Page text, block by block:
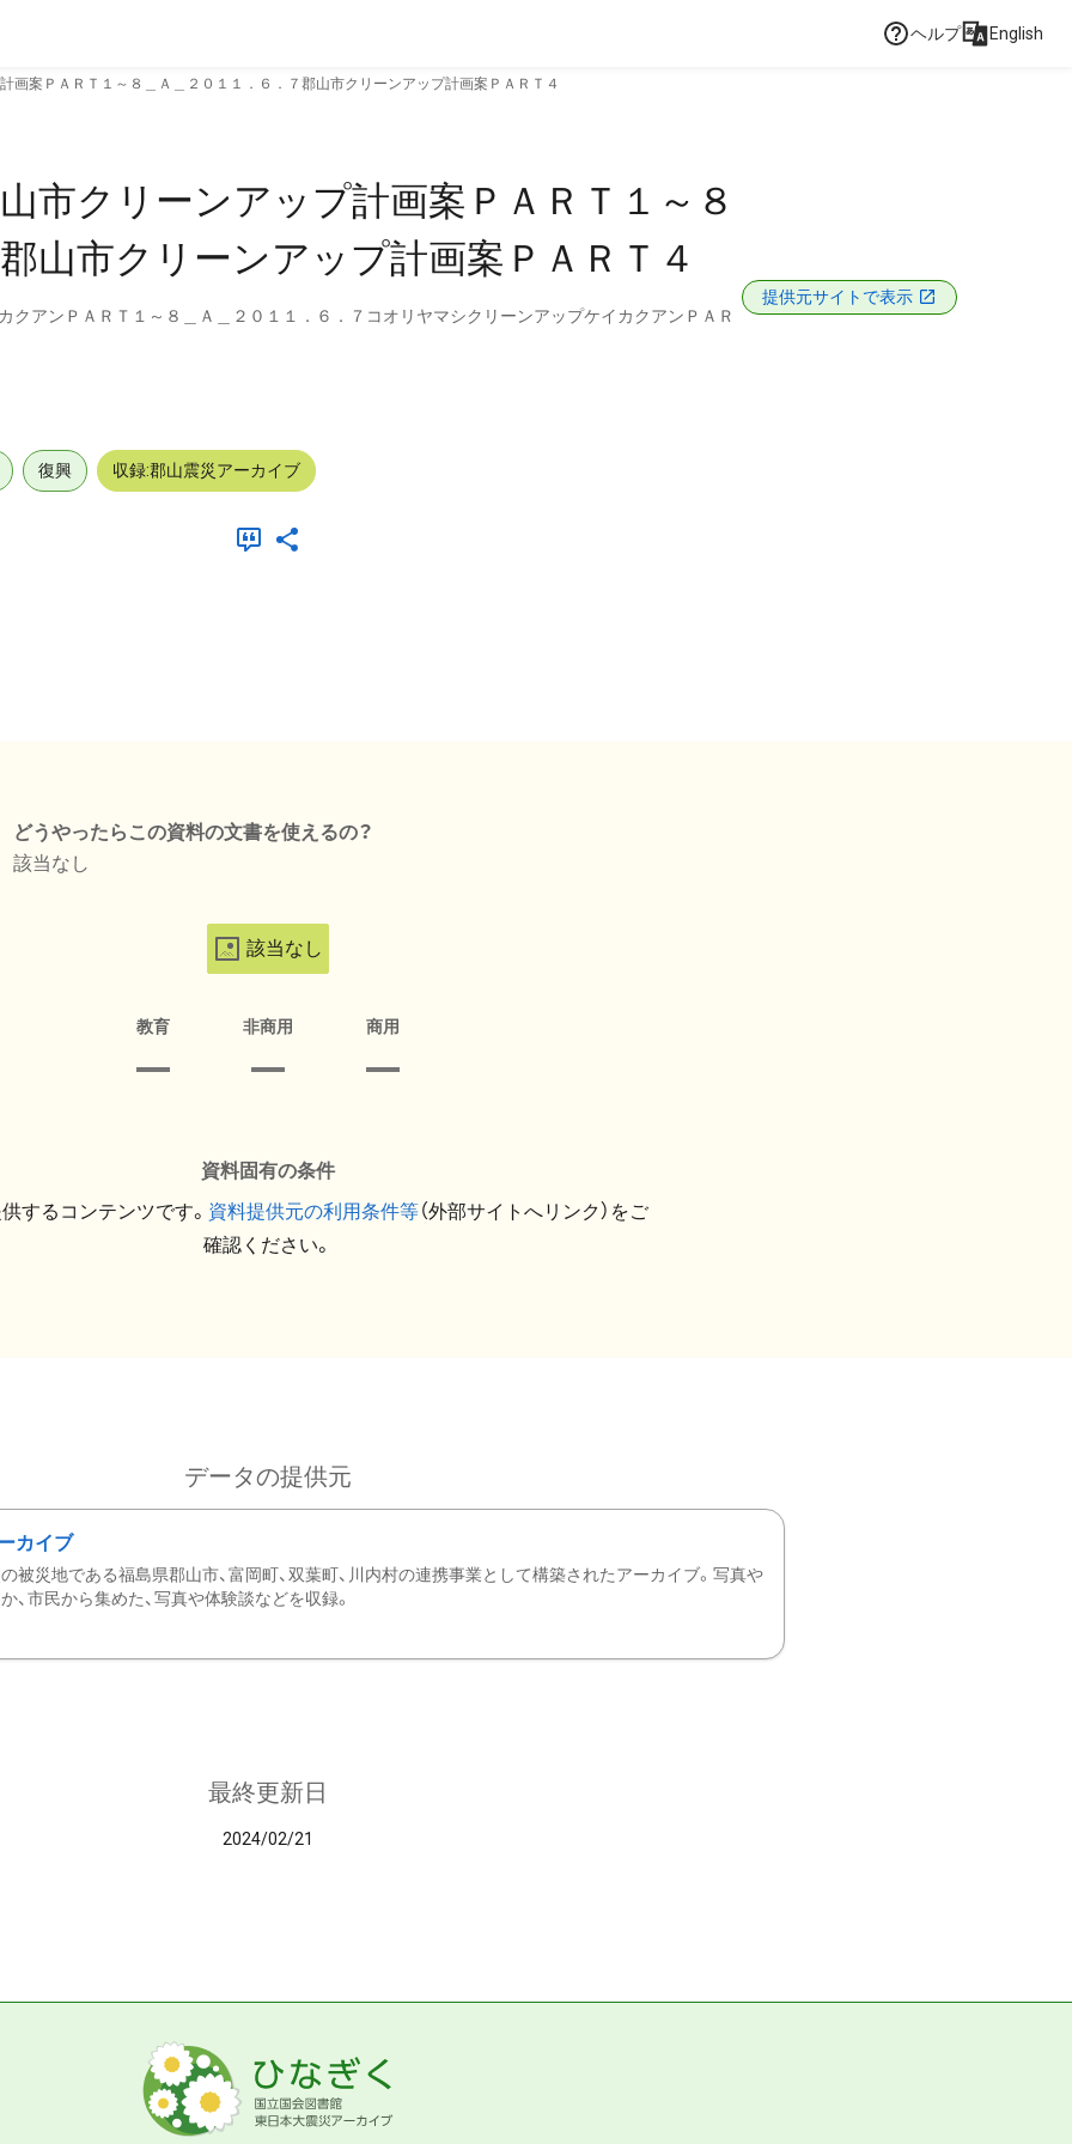
ヘルプ English
画案ＰＡＲＴ１～８＿Ａ＿２０１１．６．７郡山市クリーンアップ計画案ＰＡＲＴ４
市クリーンアップ計画案ＰＡＲＴ１～８
山市クリーンアップ計画案ＰＡＲＴ４
クアンＰＡＲＴ１～８＿Ａ＿２０１１．６．７コオリヤマシクリーンアップケイカクアンＰＡＲ
提供元サイトで表示
復興 収録:郡山震災アーカイブ
どうやったらこの資料の文書を使えるの？
該当なし
該当なし
教育 非商用 商用
資料固有の条件
するコンテンツです。 資料提供元の利用条件等（外部サイトへリンク）をご
確認ください。
データの提供元
カイブ
被災地である福島県郡山市、富岡町、双葉町、川内村の連携事業として構築されたアーカイブ。写真や
、市民から集めた、写真や体験談などを収録。
最終更新日
2024/02/21